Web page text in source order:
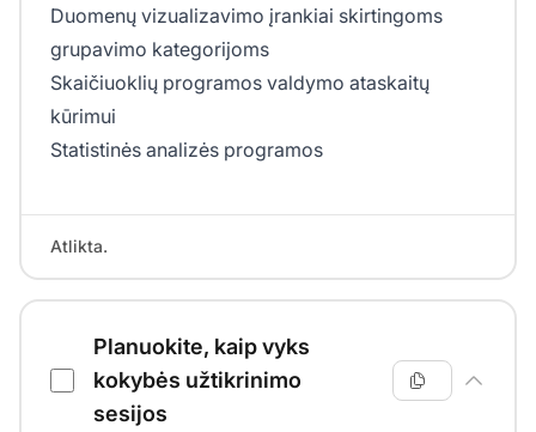
Duomenų vizualizavimo įrankiai skirtingoms
grupavimo kategorijoms
Skaičiuoklių programos valdymo ataskaitų
kūrimui
Statistinės analizės programos
Atlikta.
Planuokite, kaip vyks
kokybės užtikrinimo
sesijos